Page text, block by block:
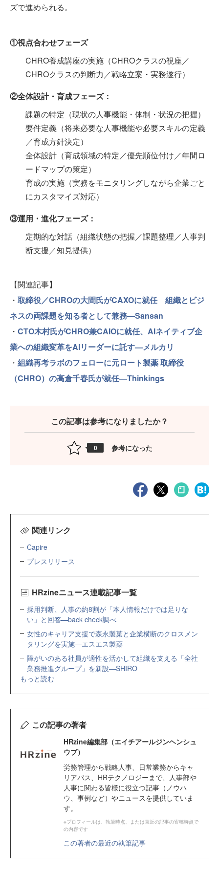
ズで進められる。
①視点合わせフェーズ
CHRO養成講座の実施（CHROクラスの視座／
CHROクラスの判断力／戦略立案・実務遂行）
②全体設計・育成フェーズ：
課題の特定（現状の人事機能・体制・状況の把握）
要件定義（将来必要な人事機能や必要スキルの定義
／育成方針決定）
全体設計（育成領域の特定／優先順位付け／年間ロ
ードマップの策定）
育成の実施（実務をモニタリングしながら企業ごと
にカスタマイズ対応）
③運用・進化フェーズ：
定期的な対話（組織状態の把握／課題整理／人事判
断支援／知見提供）
【関連記事】
・ 取締役／CHROの大間氏がCAXOに就任 組織とビジ
ネスの両課題を知る者として兼務—Sansan
・ CTO木村氏がCHRO兼CAIOに就任、AIネイティブ企
業への組織変革をAIリーダーに託す—メルカリ
・ 組織再考ラボのフェローに元ロート製薬 取締役
（CHRO）の高倉千春氏が就任—Thinkings
この記事は参考になりましたか？
0 参考になった
関連リンク
Capire
プレスリリース
HRzineニュース連載記事一覧
採用判断、人事の約8割が「本人情報だけでは足りな
い」と回答—back check調べ
女性のキャリア支援で森永製菓と企業横断のクロスメン
タリングを実施—エスエス製薬
障がいのある社員が適性を活かして組織を支える「全社
業務推進グループ」を新設—SHIRO
もっと読む
この記事の著者
HRzine編集部（エイチアールジンヘンシュ
ウブ）
労務管理から戦略人事、日常業務からキャ
リアパス、HRテクノロジーまで、人事部や
人事に関わる皆様に役立つ記事（ノウハ
ウ、事例など）やニュースを提供していま
す。
※プロフィールは、執筆時点、または直近の記事の寄稿時点で
の内容です
この著者の最近の執筆記事